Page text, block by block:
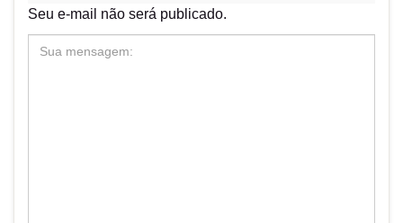
Seu e-mail não será publicado.